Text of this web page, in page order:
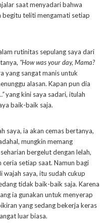
saat menyadari bahwa
begitu teliti mengamati setiap
rutinitas sepulang saya dari
“How was your day, Mama?
yang sangat manis untuk
alasan. Kapan pun dia
yang kini saya sadari, itulah
baik-baik saja.
saya, ia akan cemas bertanya,
mungkin memang
bergelut dengan lelah,
setiap saat. Namun bagi
saya, itu sudah cukup
tidak baik-baik saja. Karena
ia gunakan untuk menyerap
yang sedang bekerja keras
luar biasa.